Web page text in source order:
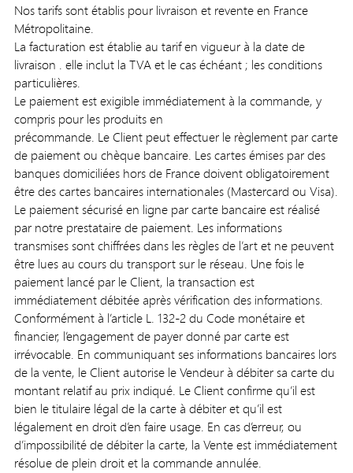
Nos tarifs sont établis pour livraison et revente en France
Métropolitaine.
La facturation est établie au tarif en vigueur à la date de
livraison . elle inclut la TVA et le cas échéant ; les conditions
particulières.
Le paiement est exigible immédiatement à la commande, y
compris pour les produits en
précommande. Le Client peut effectuer le règlement par carte
de paiement ou chèque bancaire. Les cartes émises par des
banques domiciliées hors de France doivent obligatoirement
être des cartes bancaires internationales (Mastercard ou Visa).
Le paiement sécurisé en ligne par carte bancaire est réalisé
par notre prestataire de paiement. Les informations
transmises sont chiffrées dans les règles de l’art et ne peuvent
être lues au cours du transport sur le réseau. Une fois le
paiement lancé par le Client, la transaction est
immédiatement débitée après vérification des informations.
Conformément à l’article L. 132-2 du Code monétaire et
financier, l’engagement de payer donné par carte est
irrévocable. En communiquant ses informations bancaires lors
de la vente, le Client autorise le Vendeur à débiter sa carte du
montant relatif au prix indiqué. Le Client confirme qu’il est
bien le titulaire légal de la carte à débiter et qu’il est
légalement en droit d’en faire usage. En cas d’erreur, ou
d’impossibilité de débiter la carte, la Vente est immédiatement
résolue de plein droit et la commande annulée.